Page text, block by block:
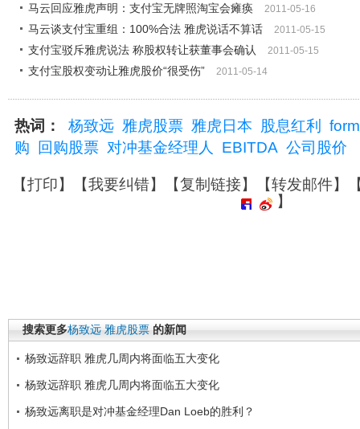
马云回应雅虎声明：支付宝无牌照淘宝会瘫痪 2011-05-16
马云谈支付宝重组：100%合法 雅虎说话不算话 2011-05-15
支付宝驳斥雅虎说法 称股权转让获董事会确认 2011-05-15
支付宝股权变动让雅虎股价“很受伤” 2011-05-14
热词： 杨致远 雅虎股票 雅虎日本 股息红利
购
回购股票 对冲基金经理人 EBITDA 公司股价
【打印】【我要纠错】【复制链接】【转发邮件】
】
搜索更多杨致远 雅虎股票 的新闻
杨致远辞职 雅虎几周内将面临五大变化
杨致远辞职 雅虎几周内将面临五大变化
杨致远离职是对冲基金经理Dan Loeb的胜利？